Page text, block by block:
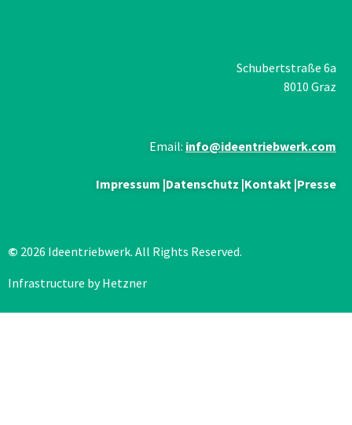
Schubertstraße 6a
8010 Graz
Email: info@ideentriebwerk.com
Impressum |Datenschutz |Kontakt |Presse
© 2026 Ideentriebwerk. All Rights Reserved.
Infrastructure by Hetzner